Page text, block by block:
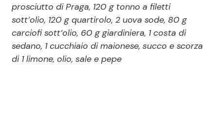
prosciutto di Praga, 120 g tonno a filetti
sott’olio, 120 g quartirolo, 2 uova sode, 80 g
carciofi sott’olio, 60 g giardiniera, 1 costa di
sedano, 1 cucchiaio di maionese, succo e scorza
di 1 limone, olio, sale e pepe